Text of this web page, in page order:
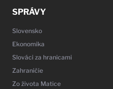
SPRÁVY
Slovensko
Ekonomika
Slováci za hranicami
Zahraničie
Zo života Matice